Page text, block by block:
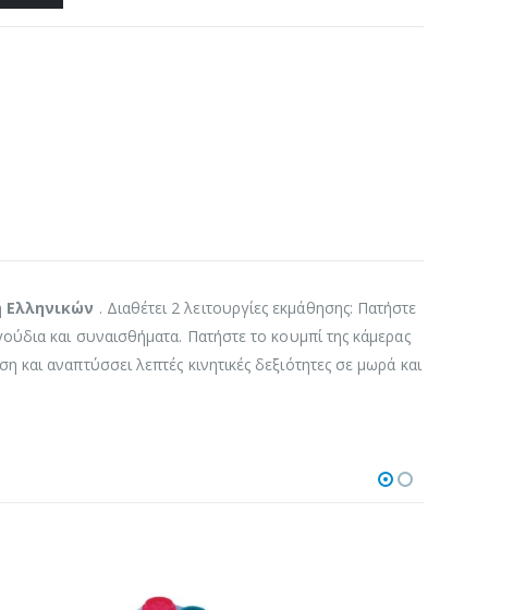
Ελληνικών . Διαθέτει 2 λειτουργίες εκμάθησης: Πατήστε
και συναισθήματα. Πατήστε το κουμπί της κάμερας
αναπτύσσει λεπτές κινητικές δεξιότητες σε μωρά και